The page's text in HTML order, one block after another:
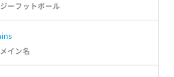
ーフットボール
イン名